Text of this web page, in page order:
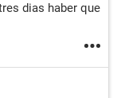
dias haber que